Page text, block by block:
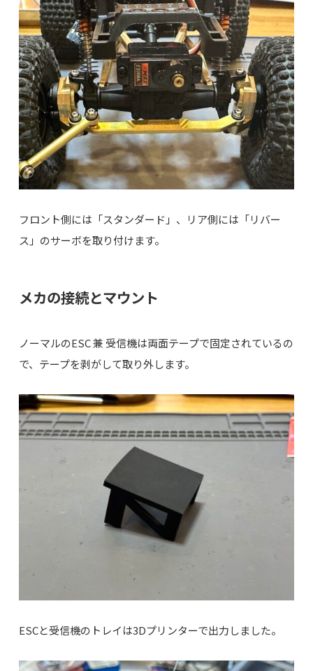
フロント側には「スタンダード」、リア側には「リバー
ス」のサーボを取り付けます。
メカの接続とマウント
ノーマルのESC 兼 受信機は両面テープで固定されているの
で、テープを剥がして取り外します。
ESCと受信機のトレイは3Dプリンターで出力しました。